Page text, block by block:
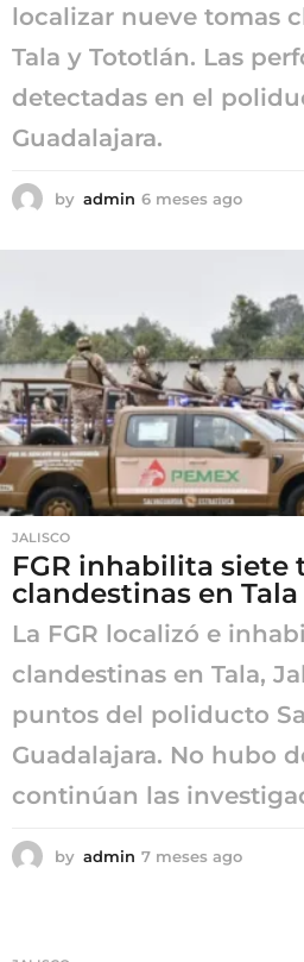
localizar nueve tomas
Tala y Tototlán. Las
detectadas en el
Guadalajara.
by admin 6 meses ago
s
g
JALISCO
FGR inhabilita siete
clandestinas en Tala
La FGR localizó e
clandestinas en Tala,
puntos del poliducto
Guadalajara. No hubo
continúan las
by admin 7 meses ago